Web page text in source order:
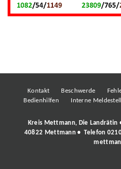
Kontakt Beschwerde
Bedienhilfen
Interne
Kreis Mettmann, Die Landrätin
40822 Mettmann • Telefon